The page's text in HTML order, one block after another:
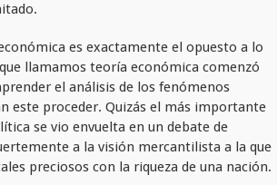
es exactamente el opuesto a lo
llamamos teoría económica comenzó
el análisis de los fenómenos
este proceder. Quizás el más importante
se vio envuelta en un debate de
a la visión mercantilista a la que
preciosos con la riqueza de una nación.